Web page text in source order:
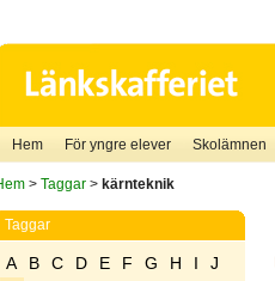
Hem För yngre elever Skolämnen
> Taggar> kärnteknik
Taggar
A B C D E F G H I
J